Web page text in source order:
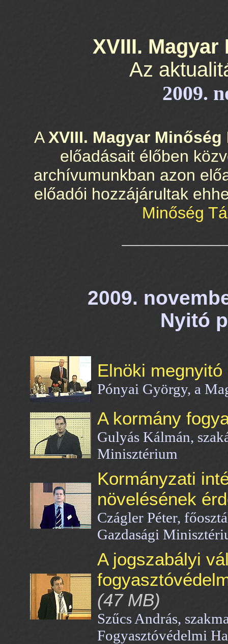
XVIII. Magyar
Az
2009.
A XVIII. Magyar Minőség
előadásait élőben
archívumunkban azon
előadói hozzájárultak
Minőség
2009.
Nyitó
Elnöki megnyitó
Pónyai György, a
A kormány
Gulyás Kálmán,
Minisztérium
Kormányzati
növelésének
Czágler Péter,
Gazdasági
A jogszabályi
(47 MB)
Szűcs András,
Fogyasztóvédelmi